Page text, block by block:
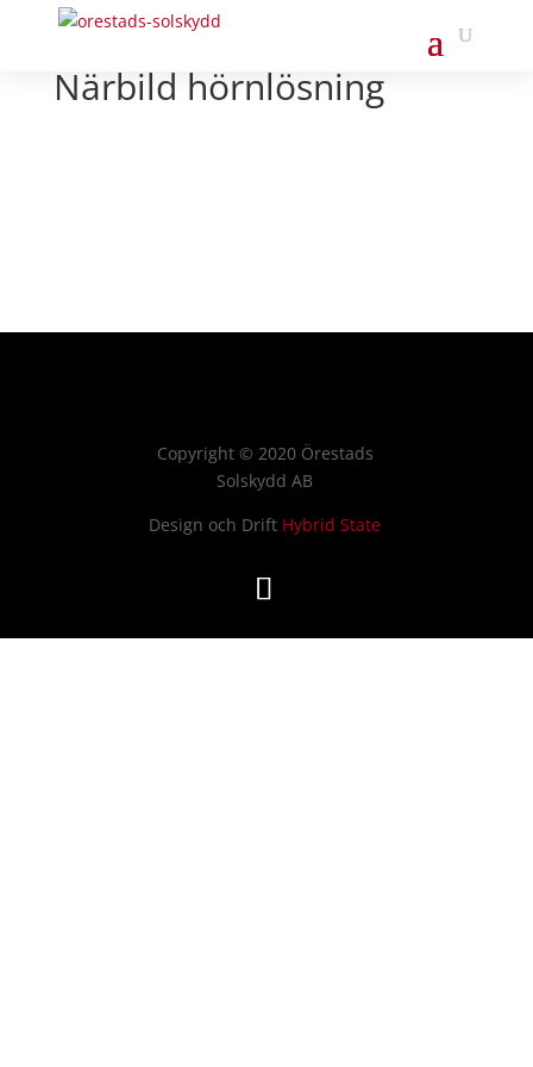
Närbild hörnlösning
Copyright © 2020 Örestads
Solskydd AB
Design och Drift Hybrid State